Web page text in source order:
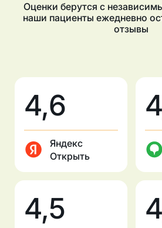
Оценки берутся с
наши пациенты ежедневно
отзывы
4,6
Яндекс
Открыть
4,5